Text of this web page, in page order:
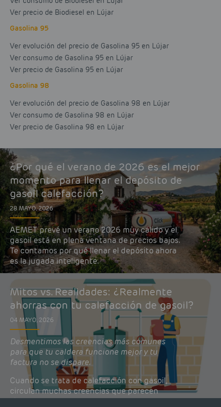
Ver precio de Biodiesel en Lújar
Gasolina 95
Ver evolución del precio de Gasolina 95 en Lújar
Ver consumo de Gasolina 95 en Lújar
Ver precio de Gasolina 95 en Lújar
Gasolina 98
Ver evolución del precio de Gasolina 98 en Lújar
Ver consumo de Gasolina 98 en Lújar
Ver precio de Gasolina 98 en Lújar
¿Por qué el verano de 2026 es el mejor
momento para llenar el depósito de
gasoil calefacción?
28 MAYO, 2026
AEMET prevé un verano 2026 muy cálido y el
gasoil está en plena ventana de precios bajos.
Te contamos por qué llenar el depósito ahora
es la jugada inteligente.
Mitos vs. Realidades: ¿Realmente
ahorras con tu calefacción de gasoil?
04 MAYO, 2026
Desmentimos las creencias más comunes
para que tu caldera funcione mejor y tu
factura no se dispare.
Cuando se trata de calefacción con gasoil,
circulan muchas creencias que parecen
lógicas pero que, en realidad, pueden estar